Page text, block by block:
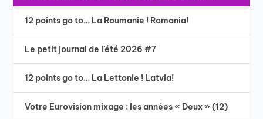
12 points go to… La Roumanie ! Romania!
Le petit journal de l’été 2026 #7
12 points go to… La Lettonie ! Latvia!
Votre Eurovision mixage : les années « Deux » (12)